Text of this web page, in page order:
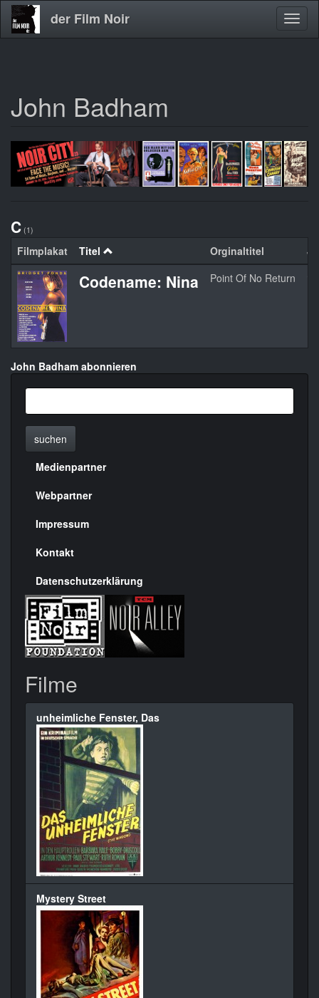
Direkt
zum
der Film Noir
John Badham
C (1)
Filmplakat Titel Orginaltitel
Codename: Nina Point Of No Return
John Badham abonnieren
suchen
Menülinks
rechte
Seite
Medienpartner
Webpartner
Impressum
Kontakt
Datenschutzerklärung
Filme
unheimliche Fenster, Das
Mystery Street